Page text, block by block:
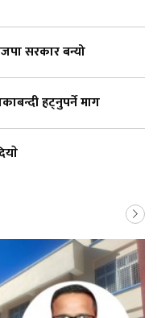
सरकार बन्यो
हट्नुपर्ने माग